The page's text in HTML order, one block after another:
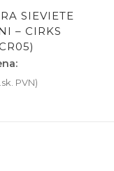
SIEVIETE
– CIRKS
PVN)